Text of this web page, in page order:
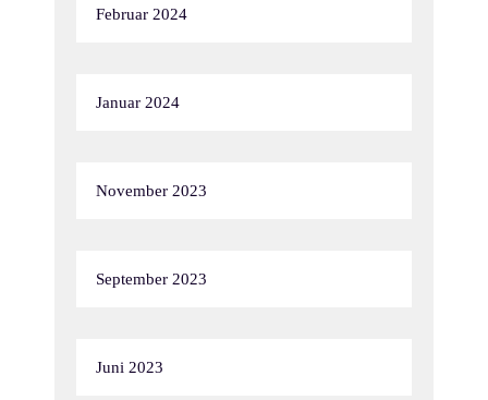
Februar 2024
Januar 2024
November 2023
September 2023
Juni 2023